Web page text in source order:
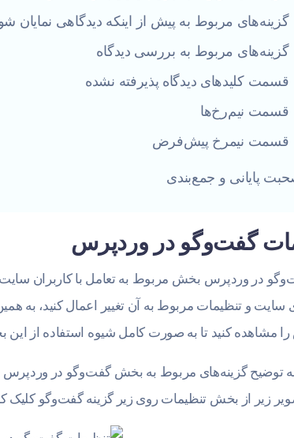
گزینه‌های مربوط به پیش از اینکه دیدگاهی نمایان
گزینه‌های مربوط به بررسی دیدگاه
قسمت کلیدهای دیدگاه پذیرفته نشده
قسمت نیم‌رخ‌ها
قسمت نیمرخ پیش‌فرض
پایانی و جمع‌بندی
گفت‌وگو در وردپرس
در وردپرس بخش مربوط به تعامل با کاربران
سایت و تنظیمات مربوط به آن تغییر اعمال کنید، به
مشاهده کنید تا به صورت کامل شیوه استفاده از این
به توضیح گزینه‌های مربوط به بخش گفت‌وگو در
زیر از بخش تنظیمات روی زیر گزینه گفت‌وگو کلیک